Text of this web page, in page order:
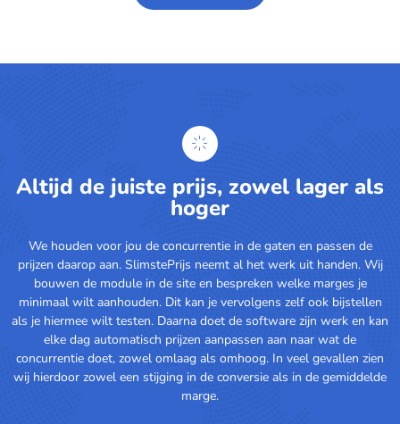
Altijd de juiste prijs, zowel lager als
hoger
We houden voor jou de concurrentie in de gaten en passen de
prijzen daarop aan. SlimstePrijs neemt al het werk uit handen. Wij
bouwen de module in de site en bespreken welke marges je
minimaal wilt aanhouden. Dit kan je vervolgens zelf ook bijstellen
als je hiermee wilt testen. Daarna doet de software zijn werk en kan
elke dag automatisch prijzen aanpassen aan naar wat de
concurrentie doet, zowel omlaag als omhoog. In veel gevallen zien
wij hierdoor zowel een stijging in de conversie als in de gemiddelde
marge.